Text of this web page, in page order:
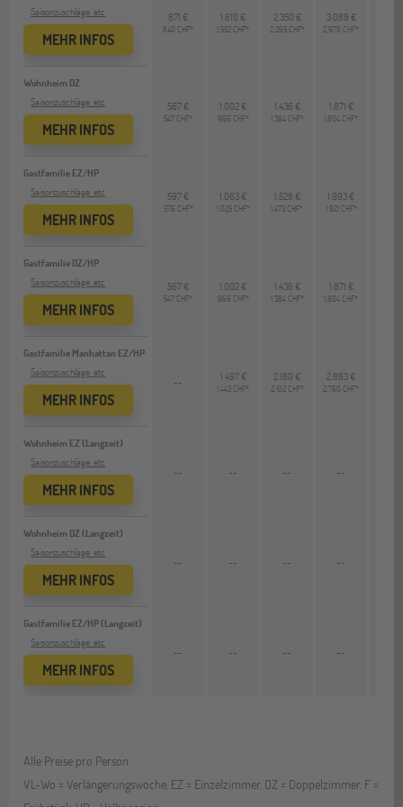
Saisonzuschläge, etc
MEHR INFOS
Wohnheim DZ
Saisonzuschläge, etc
MEHR INFOS
Gastfamilie EZ/HP
Saisonzuschläge, etc
MEHR INFOS
Gastfamilie DZ/HP
Saisonzuschläge, etc
MEHR INFOS
Gastfamilie Manhattan EZ/HP
Saisonzuschläge, etc
MEHR INFOS
Wohnheim EZ (Langzeit)
Saisonzuschläge, etc
MEHR INFOS
Wohnheim DZ (Langzeit)
Saisonzuschläge, etc
MEHR INFOS
Gastfamilie EZ/HP (Langzeit)
Saisonzuschläge, etc
MEHR INFOS
871 €
840 CHF*
1.610 €
1.552 CHF*
2.350 €
2.265 CHF*
3.089 €
2.978 CHF*
567 €
547 CHF*
1.002 €
966 CHF*
1.436 €
1.384 CHF*
1.871 €
1.804 CHF*
597 €
576 CHF*
1.063 €
1.025 CHF*
1.528 €
1.473 CHF*
1.993 €
1.921 CHF*
567 €
547 CHF*
1.002 €
966 CHF*
1.436 €
1.384 CHF*
1.871 €
1.804 CHF*
-- 1.497 €
1.443 CHF*
2.180 €
2.102 CHF*
2.863 €
2.760 CHF*
-- -- -- --
-- -- -- --
-- -- -- --
Alle Preise pro Person
VL-Wo = Verlängerungswoche, EZ = Einzelzimmer, DZ = Doppelzimmer, F =